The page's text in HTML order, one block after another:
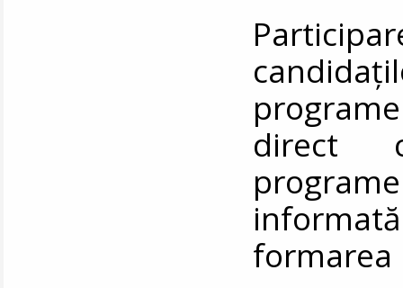
direct
formarea